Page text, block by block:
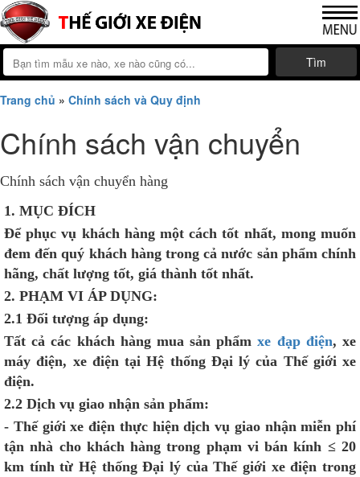
Tìm
Trang chủ » Chính sách và Quy định
Chính sách vận chuyển
Chính sách vận chuyển hàng
1. MỤC ĐÍCH
Để phục vụ khách hàng một cách tốt nhất, mong muốn
đem đến quý khách hàng trong cả nước sản phẩm chính
hãng, chất lượng tốt, giá thành tốt nhất.
2. PHẠM VI ÁP DỤNG:
2.1 Đối tượng áp dụng:
Tất cả các khách hàng mua sản phẩmxe đạp điện, xe
máy điện, xe điện tại Hệ thống Đại lý của Thế giới xe
điện.
2.2 Dịch vụ giao nhận sản phẩm:
- Thế giới xe điện thực hiện dịch vụ giao nhận miễn phí
tận nhà cho khách hàng trong phạm vi bán kính ≤ 20
km tính từ Hệ thống Đại lý của Thế giới xe điện trong